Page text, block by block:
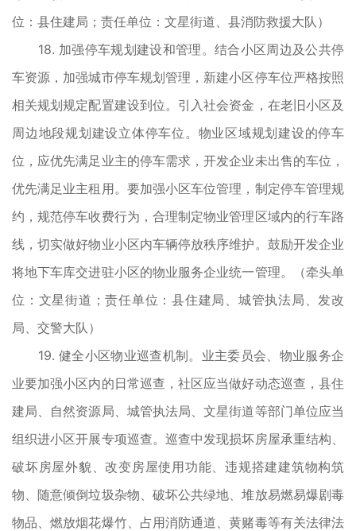
位：县住建局；责任单位：文星街道、县消防救援大队）
18. 加强停车规划建设和管理。结合小区周边及公共停
车资源，加强城市停车规划管理，新建小区停车位严格按照
相关规划规定配置建设到位。引入社会资金，在老旧小区及
周边地段规划建设立体停车位。物业区域规划建设的停车
位，应优先满足业主的停车需求，开发企业未出售的车位，
优先满足业主租用。要加强小区车位管理，制定停车管理规
约，规范停车收费行为，合理制定物业管理区域内的行车路
线，切实做好物业小区内车辆停放秩序维护。鼓励开发企业
将地下车库交进驻小区的物业服务企业统一管理。（牵头单
位：文星街道；责任单位：县住建局、城管执法局、发改
局、交警大队）
19. 健全小区物业巡查机制。业主委员会、物业服务企
业要加强小区内的日常巡查，社区应当做好动态巡查，县住
建局、自然资源局、城管执法局、文星街道等部门单位应当
组织进小区开展专项巡查。巡查中发现损坏房屋承重结构、
破坏房屋外貌、改变房屋使用功能、违规搭建建筑物构筑
物、随意倾倒垃圾杂物、破坏公共绿地、堆放易燃易爆剧毒
物品、燃放烟花爆竹、占用消防通道、黄赌毒等有关法律法